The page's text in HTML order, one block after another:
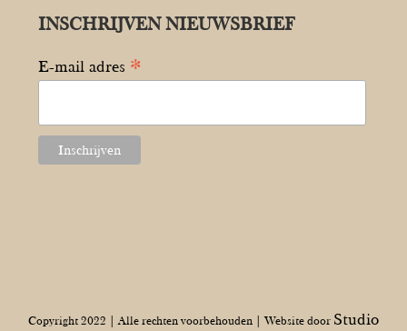
INSCHRIJVEN NIEUWSBRIEF
E-mail adres *
Copyright 2022 | Alle rechten voorbehouden | Website door Studio